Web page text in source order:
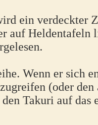
ein verdeckter
auf Heldentafeln
Wenn er sich
(oder
Takuri auf das